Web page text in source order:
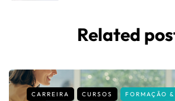
Related
CARREIRA CURSOS FORMAÇÃO